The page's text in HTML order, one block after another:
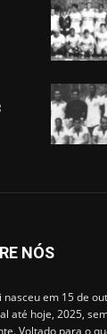
NÓS
nasceu em 15 de
até hoje, 2025,